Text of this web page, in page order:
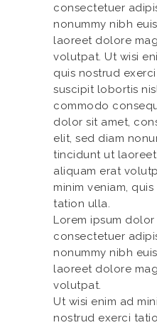
consectetuer
nonummy nibh
laoreet dolore
volutpat. Ut wisi
quis nostrud
suscipit lobortis
commodo
dolor sit amet,
elit, sed diam
tincidunt ut
aliquam erat
minim veniam,
tation ulla.
Lorem ipsum dolor
consectetuer
nonummy nibh
laoreet dolore
volutpat.
Ut wisi enim ad
nostrud exerci